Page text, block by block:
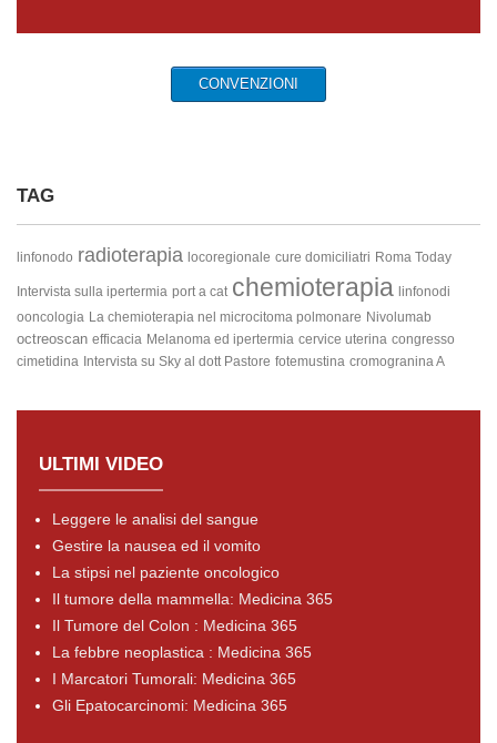
CONVENZIONI
TAG
linfonodo radioterapia locoregionale cure domiciliatri Roma Today
Intervista sulla ipertermia port a cat chemioterapia linfonodi
ooncologia La chemioterapia nel microcitoma polmonare Nivolumab
octreoscan efficacia Melanoma ed ipertermia cervice uterina congresso
cimetidina Intervista su Sky al dott Pastore fotemustina cromogranina A
ULTIMI VIDEO
Leggere le analisi del sangue
Gestire la nausea ed il vomito
La stipsi nel paziente oncologico
Il tumore della mammella: Medicina 365
Il Tumore del Colon : Medicina 365
La febbre neoplastica : Medicina 365
I Marcatori Tumorali: Medicina 365
Gli Epatocarcinomi: Medicina 365